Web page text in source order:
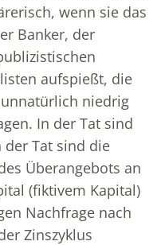
wenn sie das
Banker, der
aufspießt, die
unnatürlich niedrig
In der Tat sind
der Tat sind die
Überangebots an
(fiktivem Kapital)
Nachfrage nach
Zinszyklus